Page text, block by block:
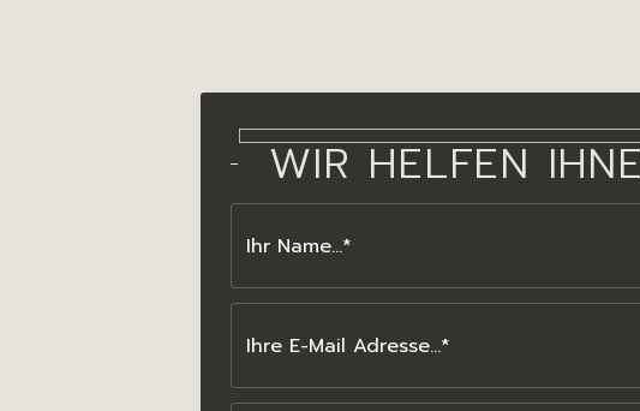
WIR HELFEN